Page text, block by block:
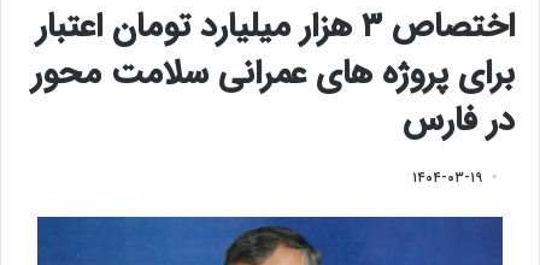
اختصاص ۳ هزار میلیارد تومان اعتبار
برای پروژه های عمرانی سلامت محور
در فارس
۱۴۰۴-۰۳-۱۹